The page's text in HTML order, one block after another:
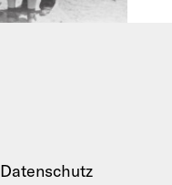
Datenschutz